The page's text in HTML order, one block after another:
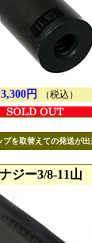
円 （税込）
プを取替えての発送が
ジー3/8-11山